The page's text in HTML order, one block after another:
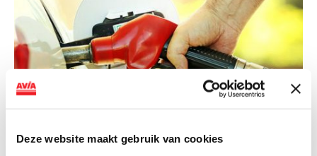
Deze website maakt gebruik van cookies